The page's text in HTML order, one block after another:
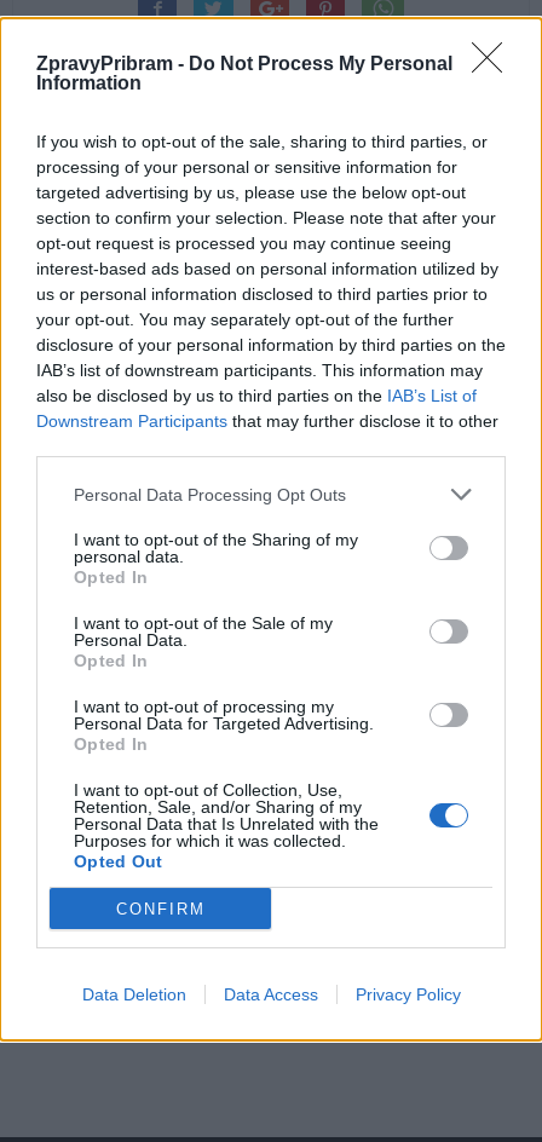
ZpravyPribram - Do Not Process My Personal
Information
If you wish to opt-out of the sale, sharing to third parties, or
processing of your personal or sensitive information for
targeted advertising by us, please use the below opt-out
section to confirm your selection. Please note that after your
opt-out request is processed you may continue seeing
interest-based ads based on personal information utilized by
us or personal information disclosed to third parties prior to
your opt-out. You may separately opt-out of the further
disclosure of your personal information by third parties on the
IAB’s list of downstream participants. This information may
also be disclosed by us to third parties on the IAB’s List of
Downstream Participants that may further disclose it to other
Personal Data Processing Opt Outs
I want to opt-out of the Sharing of my
personal data.
Opted In
I want to opt-out of the Sale of my
Personal Data.
Opted In
I want to opt-out of processing my
Personal Data for Targeted Advertising.
Opted In
I want to opt-out of Collection, Use,
Retention, Sale, and/or Sharing of my
Personal Data that Is Unrelated with the
Purposes for which it was collected.
Opted Out
CONFIRM
Data Deletion Data Access Privacy Policy
Předchozí článek
V neděli na Letnou, zvou
Příbramáci
Následující článek
O obchvatu diskutovalo asi
čtyřicet lidí
SOUVISEJÍCÍ ČLÁNKY
VÍCE OD AUTORA
Sedlčansko
Obděnice vzpomínaly na filmovou
legendu
Sedlčansko
Na samotě u lesa. Dorazí i Zdeněk Svěrák
a další tvůrci
Den řemesel oživí Skanzen Vysoký
Chlumec. Návštěvníci uvidí tradiční